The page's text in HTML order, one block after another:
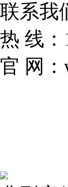
联系我
热 线：
官 网：